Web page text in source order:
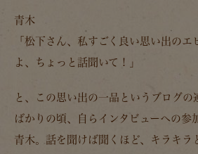
青木
「松下さん、私すごく良い思い出の
よ、ちょっと話聞いて！」
と、この思い出の一品というブログの
ばかりの頃、自らインタビューへの参
青木。話を聞けば聞くほど、キラキラ